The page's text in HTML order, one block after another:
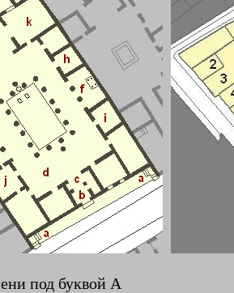
под буквой А